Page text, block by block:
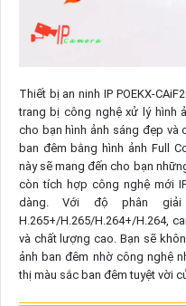
Thiết bị an ninh IP POEKX-
trang bị công nghệ xử lý hình
cho bạn hình ảnh sáng đẹp và
ban đêm bằng hình ảnh Full
này sẽ mang đến cho bạn
còn tích hợp công nghệ mới
dàng. Với độ phân
H.265+/H.265/H.264+/H.264,
và chất lượng cao. Bạn sẽ
ảnh ban đêm nhờ công nghệ
thị màu sắc ban đêm tuyệt vời